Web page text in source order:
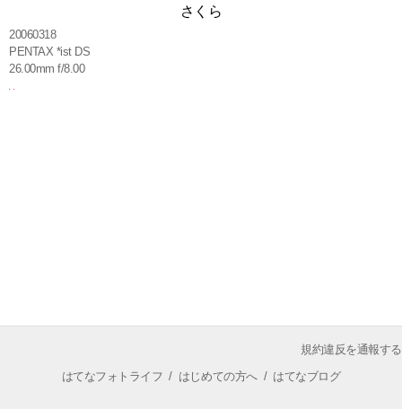
さくら
20060318
PENTAX *ist DS
26.00mm f/8.00
規約違反を通報する
はてなフォトライフ / はじめての方へ/ はてなブログ